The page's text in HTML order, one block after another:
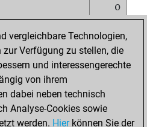
0
0
0
vergleichbare Technologien,
Verfügung zu stellen, die
und interessengerechte
von ihrem
dabei neben technisch
Analyse-Cookies sowie
werden. Hierkönnen Sie der